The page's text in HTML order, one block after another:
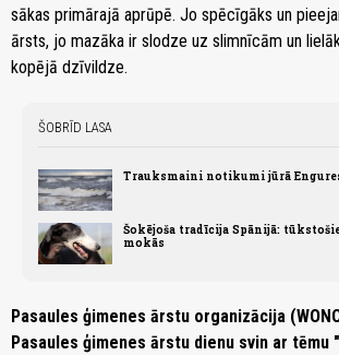
sākas primārajā aprūpē. Jo spēcīgāks un
ārsts, jo mazāka ir slodze uz slimnīcām un
kopējā dzīvildze.
ŠOBRĪD LASA
Trauksmaini notikumi jūrā
Šokējoša tradīcija Spānijā:
mokās
Pasaules ģimenes ārstu organizācija
Pasaules ģimenes ārstu dienu svin ar tēmu